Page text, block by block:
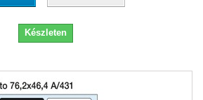
Készleten